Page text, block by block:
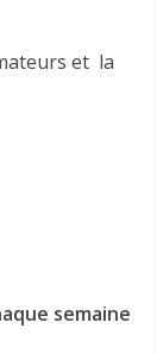
et la
semaine